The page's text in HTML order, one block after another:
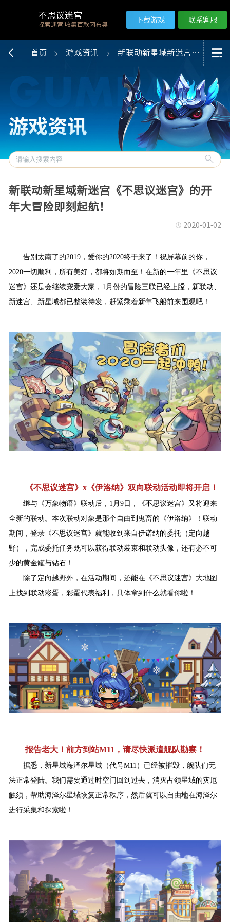
不思议迷宫
探索迷宫 收集百款冈布奥
下载游戏 联系客服
首页 游戏资讯 新联动新星域新迷宫《不思议迷宫》的开年大冒险即刻起航！
新联动新星域新迷宫《不思议迷宫》的开
年大冒险即刻起航！
2020-01-02
告别太南了的2019，爱你的2020终于来了！祝屏幕前的你，
2020一切顺利，所有美好，都将如期而至！在新的一年里《不思议
迷宫》还是会继续宠爱大家，1月份的冒险三联已经上膛，新联动、
新迷宫、新星域都已整装待发，赶紧乘着新年飞船前来围观吧！
《不思议迷宫》x《伊洛纳》双向联动活动即将开启！
继与《万象物语》联动后，1月9日，《不思议迷宫》又将迎来
全新的联动。本次联动对象是那个自由到鬼畜的《伊洛纳》！联动
期间，登录《不思议迷宫》就能收到来自伊诺纳的委托（定向越
野），完成委托任务既可以获得联动装束和联动头像，还有必不可
少的黄金罐与钻石！
除了定向越野外，在活动期间，还能在《不思议迷宫》大地图
上找到联动彩蛋，彩蛋代表福利，具体拿到什么就看你啦！
报告老大！前方到站M11，请尽快派遣舰队勘察！
据悉，新星域海泽尔星域（代号M11）已经被摧毁，舰队们无
法正常登陆。我们需要通过时空门回到过去，消灭占领星域的灾厄
触须，帮助海泽尔星域恢复正常秩序，然后就可以自由地在海泽尔
进行采集和探索啦！